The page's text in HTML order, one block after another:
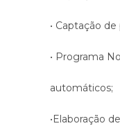
• Captação
• Programa
automáticos;
•Elaboração